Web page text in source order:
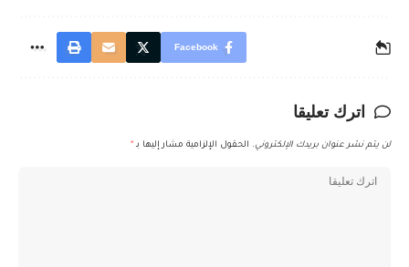
Facebook
اترك تعليقا
لن يتم نشر عنوان بريدك الإلكتروني. الحقول الإلزامية مشار إليها بـ *